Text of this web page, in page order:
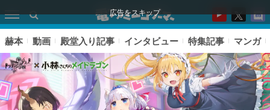
広告をスキップ
赫本 動画 殿堂入り記事 インタビュー 特集記事 マンガ